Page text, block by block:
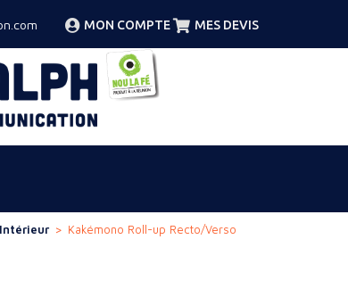
MON COMPTE MES DEVIS
> Kakémono Roll-up Recto/Verso